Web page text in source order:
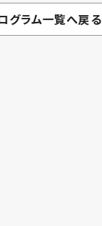
グラム一覧へ戻る